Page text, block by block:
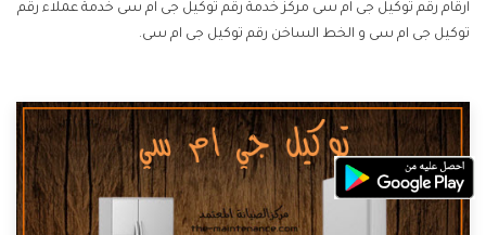
ارقام رقم توكيل جى ام سى مركز خدمة رقم توكيل جى ام سى خدمة عملاء رقم
توكيل جى ام سى و الخط الساخن رقم توكيل جى ام سى.